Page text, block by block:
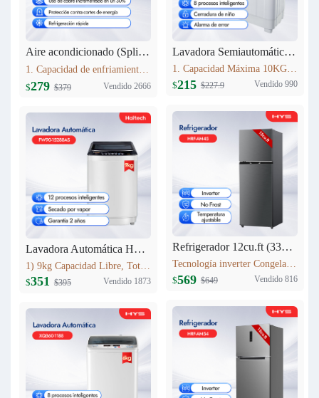
Aire acondicionado (Split) 12000 BTU Haitech HAC-12000CUCOCF
1. Capacidad de enfriamiento：12000BTU 2. 30% más de cobre que modelos estándar,Mayor conductividad térmica y durabilidad, rendimiento estable. 3. Nivel Ruido Bajo: 40 dB(A) 4. Alto de Volumen de Aire: 580 m3/h
$279 $379 Vendido 2666
Lavadora Automática HYS 9KG FW90-15288AS
1) 9kg Capacidad Libre, Totalmente automático 9kg 2) Secado a alta temperatura 3) 12 procesos inteligentes 4) Lavadora equipada con cerradura 5) Cuenta con entrada de agua fría
$351 $395 Vendido 1873
Lavadora Semiautomática 10KG XPB100-1986
1. Capacidad Máxima 10KG 2. Panel de control: pantalla de seda 3. Lavado y centrifugadopor separado 4. Peso neto: 24.5kg 5. Dimensiones del producto:807mm*476mm*997 mm
$215 $227.9 Vendido 990
Refrigerador 12cu.ft (333L) Inverter HRF-AM45
Tecnología inverter Congelación: 77L Refrigeración: 256L Dimensión: W60.5 x D68 x H170.5(cm) Peso neto/bruto: 57KG / 63KG
$569 $649 Vendido 816